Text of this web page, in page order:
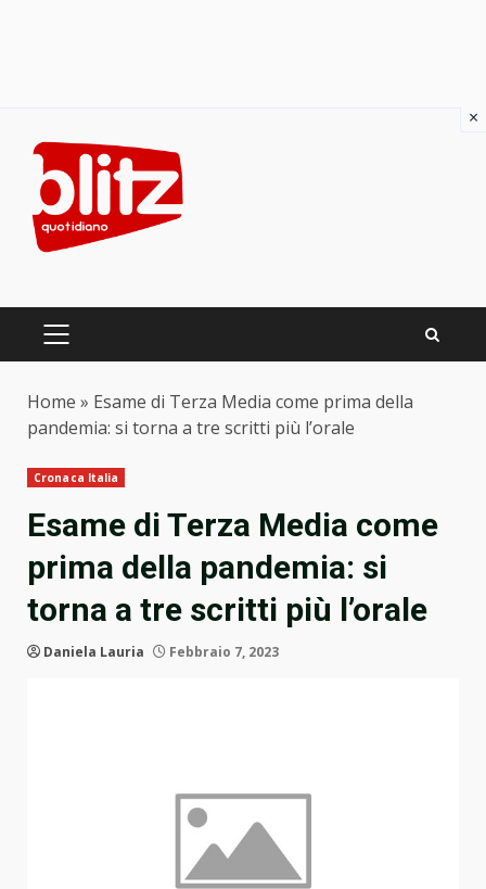
content
PRIMARY
Home » Esame di Terza Media come prima della
pandemia: si torna a tre scritti più l’orale
Cronaca Italia
Esame di Terza Media come
prima della pandemia: si
torna a tre scritti più l’orale
Daniela Lauria Febbraio 7, 2023
×